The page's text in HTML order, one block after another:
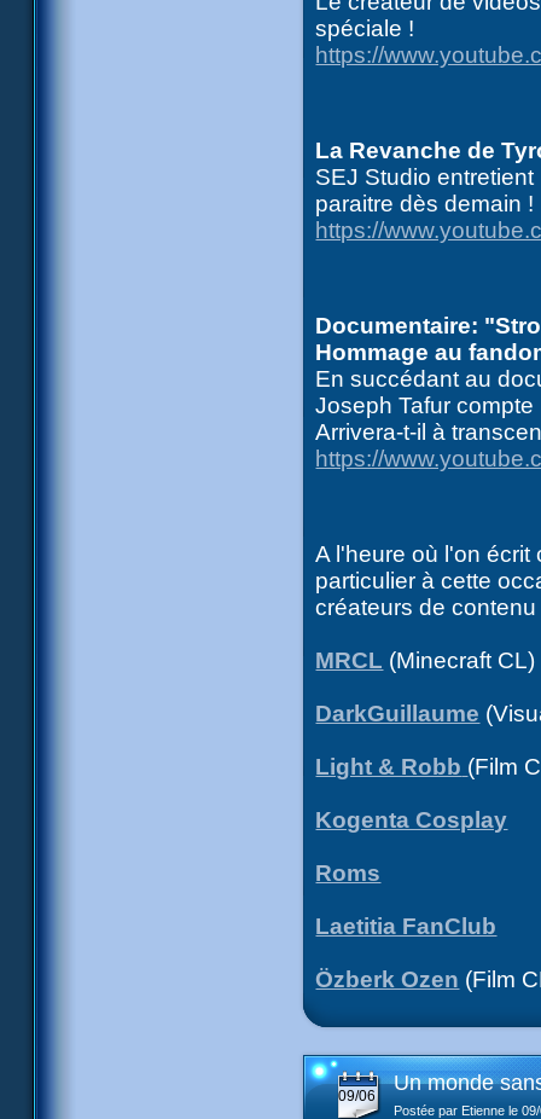
spéciale !
https://
La Revanche de
SEJ Studio
paraitre dès demain !
https://
Documentaire:
Hommage au
En succédant au
Joseph Tafur
Arrivera-t-il à
https://
A l'heure où l'on
particulier à cette
créateurs de
MRCL (Minecraft CL)
DarkGuillaume
Light & Robb (Film
Kogenta Cosplay
Roms
Laetitia FanClub
Özberk Ozen (Film
09/06
Un monde
Postée par Etienne le